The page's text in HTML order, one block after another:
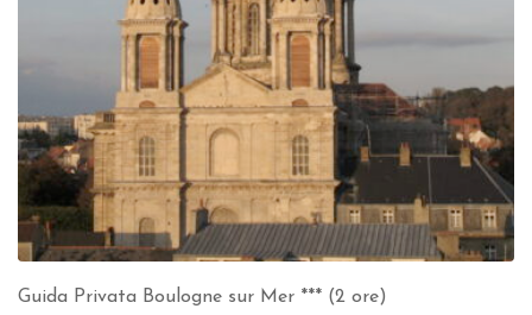
Guida Privata Boulogne sur Mer *** (2 ore)